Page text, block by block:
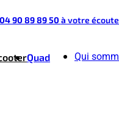
90 89 89 50à votre
Quad Qui